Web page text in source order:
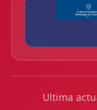
Ultima